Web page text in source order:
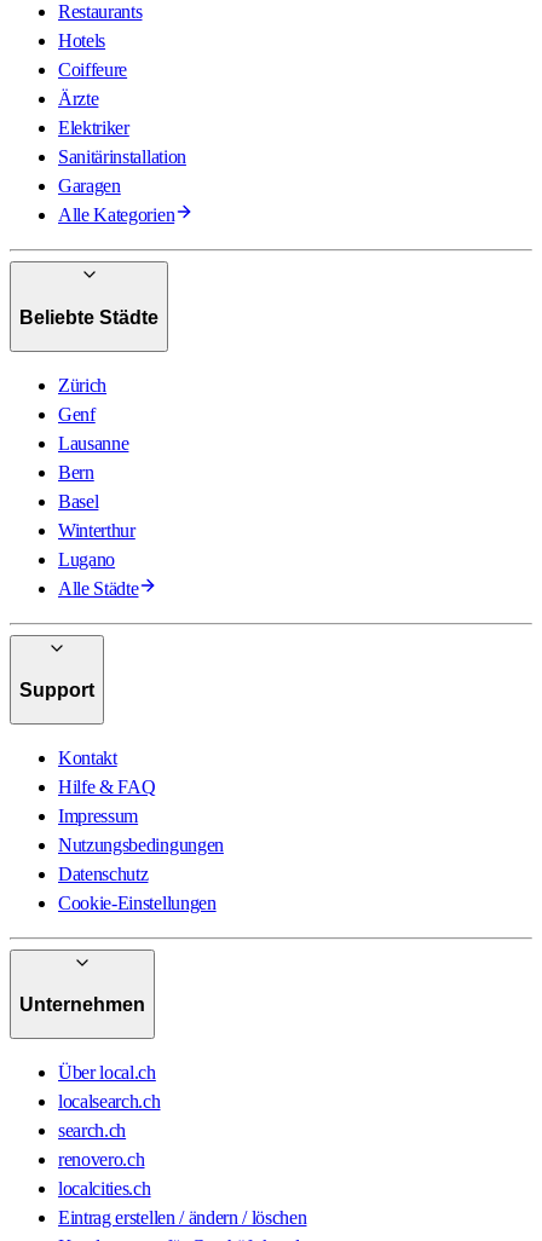
Restaurants
Hotels
Coiffeure
Ärzte
Elektriker
Sanitärinstallation
Garagen
Alle Kategorien
Beliebte Städte
Zürich
Genf
Lausanne
Bern
Basel
Winterthur
Lugano
Alle Städte
Support
Kontakt
Hilfe & FAQ
Impressum
Nutzungsbedingungen
Datenschutz
Cookie-Einstellungen
Unternehmen
Über local.ch
localsearch.ch
search.ch
renovero.ch
localcities.ch
Eintrag erstellen / ändern / löschen